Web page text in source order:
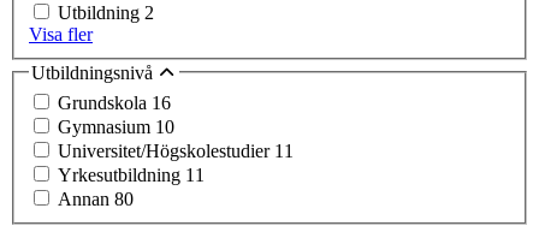
Utbildning 2
Visa fler
Utbildningsnivå
Grundskola 16
Gymnasium 10
Universitet/Högskolestudier 11
Yrkesutbildning 11
Annan 80